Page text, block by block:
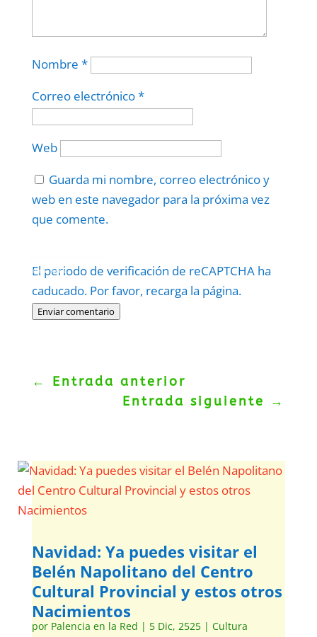
Nombre *
Correo electrónico*
Web
Guarda mi nombre, correo electrónico y
web en este navegador para la próxima vez
que comente.
El periodo de verificación de reCAPTCHA ha
caducado. Por favor, recarga la página.
Enviar comentario
Politica–Términos.
← Entrada anterior
Entrada siguiente
→
Navidad: Ya puedes visitar el
Belén Napolitano del Centro
Cultural Provincial y estos otros
Nacimientos
por Palencia en la Red | 5 Dic, 2525| Cultura